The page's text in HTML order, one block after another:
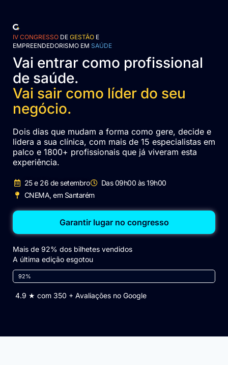
IV CONGRESSO DE GESTÃO E
EMPREENDEDORISMO EM SAÚDE
Dois dias que mudam a forma como gere, decide e
lidera a sua clínica, com mais de 15 especialistas em
palco e 1800+ profissionais que já viveram esta
experiência.
25 e 26 de setembro
Das 09h00 às 19h00
CNEMA, em Santarém
Vai entrar como profissional
de saúde.
Vai sair como líder do seu
negócio.
Garantir lugar no congresso
Mais de 92% dos bilhetes vendidos
A última edição esgotou
92%
4.9 ★ com 350 + Avaliações no Google